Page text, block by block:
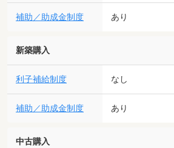
補助／助成金制度 あり
新築購入
利子補給制度 なし
補助／助成金制度 あり
中古購入